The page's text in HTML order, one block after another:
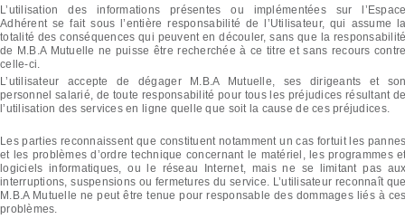
L’utilisation des informations présentes ou implémentées sur
Adhérent se fait sous l’entière responsabilité de l’Utilisateur, qui assume
totalité des conséquences qui peuvent en découler, sans que la
de M.B.A Mutuelle ne puisse être recherchée à ce titre et sans recours
celle-ci.
L’utilisateur accepte de dégager M.B.A Mutuelle, ses dirigeants et
personnel salarié, de toute responsabilité pour tous les préjudices résultant
l’utilisation des services en ligne quelle que soit la cause de ces préjudices.
Les parties reconnaissent que constituent notamment un cas fortuit les
et les problèmes d’ordre technique concernant le matériel, les programmes
logiciels informatiques, ou le réseau Internet, mais ne se limitant pas
interruptions, suspensions ou fermetures du service. L’utilisateur reconnaît
M.B.A Mutuelle ne peut être tenue pour responsable des dommages liés à
problèmes.